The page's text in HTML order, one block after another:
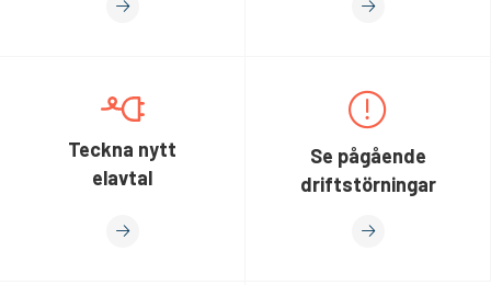
Teckna nytt
elavtal
Se pågående
driftstörningar